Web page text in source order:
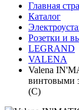
Главная
Каталог
Розетки и
LEGRAND
VALENA
Valena
винтовыми
(С)